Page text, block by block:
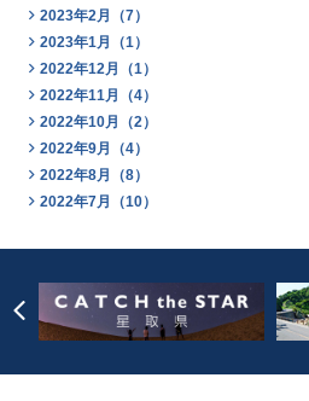
2023年2月（7）
2023年1月（1）
2022年12月（1）
2022年11月（4）
2022年10月（2）
2022年9月（4）
2022年8月（8）
2022年7月（10）